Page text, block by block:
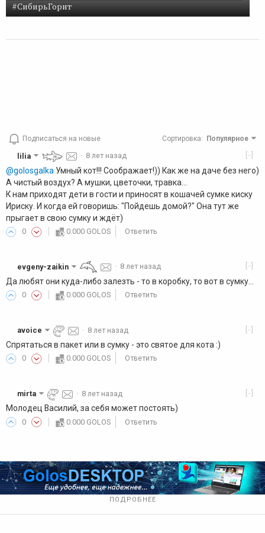
#СибирьГорит
Подписаться на новые Сортировка: Популярное
[-]
lilia · 8 лет назад
@golosgalka Умный кот!!! Соображает!)) Как же на даче без него)
А чистый воздух? А мушки, цветочки, травка...
К нам приходят дети в гости и приносят в кошачей сумке киску
Ириску. И когда ей говоришь: "Пойдешь домой?" Она тут же
прыгает в свою сумку и ждёт)
0 0.000 GOLOS Ответить
[-]
evgeny-zaikin · 8 лет назад
Да любят они куда-либо залезть - то в коробку, то вот в сумку...
0 0.000 GOLOS Ответить
[-]
avoice · 8 лет назад
Спрятаться в пакет или в сумку - это святое для кота :)
0 0.000 GOLOS Ответить
[-]
mirta · 8 лет назад
Молодец Василий, за себя может постоять)
0 0.000 GOLOS Ответить
ПОДРОБНЕЕ